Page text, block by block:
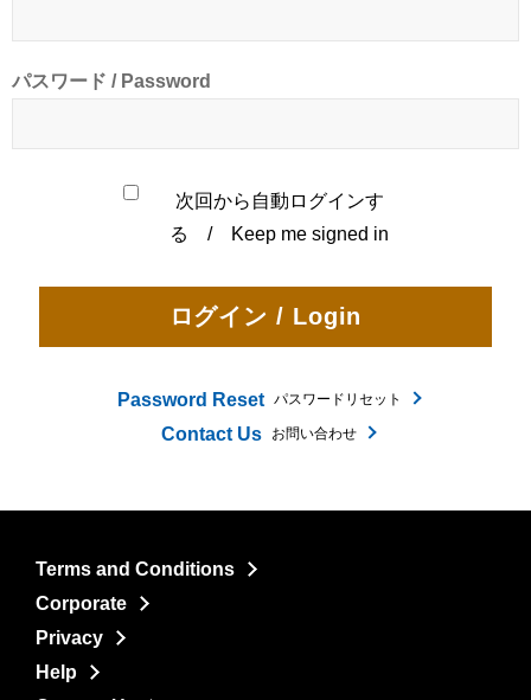
パスワード / Password
次回から自動ログインす
る / Keep me signed in
Password Reset パスワードリセット
Contact Us お問い合わせ
Terms and Conditions
Corporate
Privacy
Help